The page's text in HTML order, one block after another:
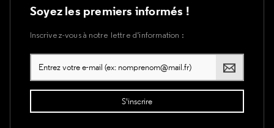
Soyez les premiers informés !
Inscrivez-vous à notre lettre d’information :